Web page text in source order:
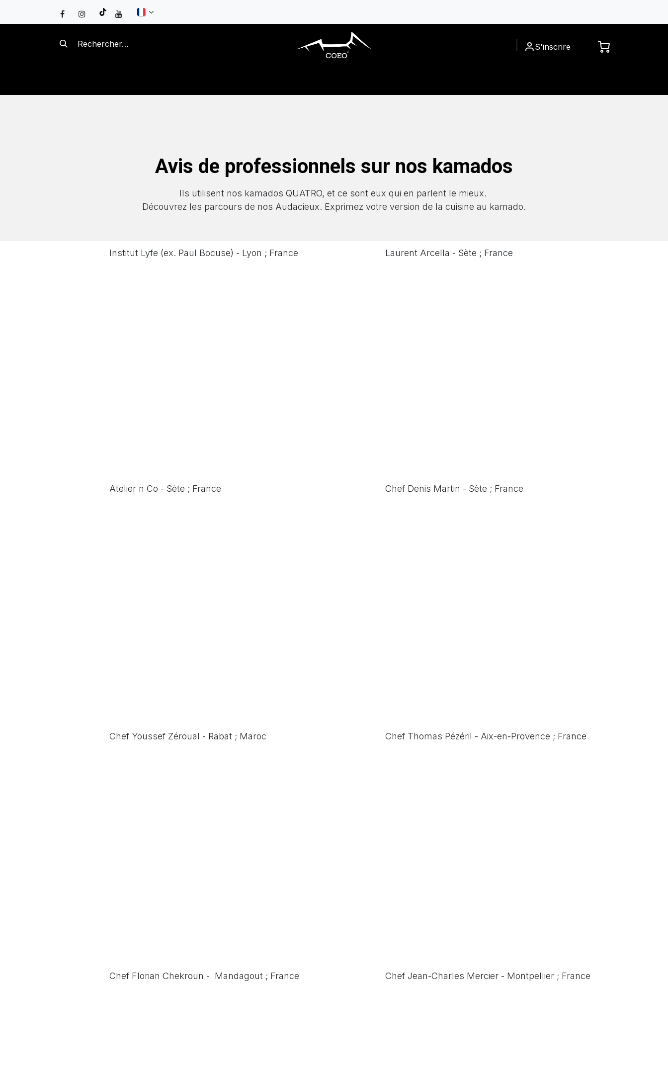
S'inscrire
Avis de professionnels sur nos kamados
Ils utilisent nos kamados QUATRO, et ce sont eux qui en parlent le mieux.
Découvrez les parcours de nos Audacieux. Exprimez votre version de la cuisine au kamado.
Institut Lyfe (ex. Paul Bocuse) - Lyon ; France Laurent Arcella - Sète ; France
Atelier n Co - Sète ; France Chef Denis Martin - Sète ; France
Chef Youssef Zéroual - Rabat ; Maroc Chef Thomas Pézéril - Aix-en-Provence ; France
Chef Florian Chekroun - Mandagout ; France Chef Jean-Charles Mercier - Montpellier ; France